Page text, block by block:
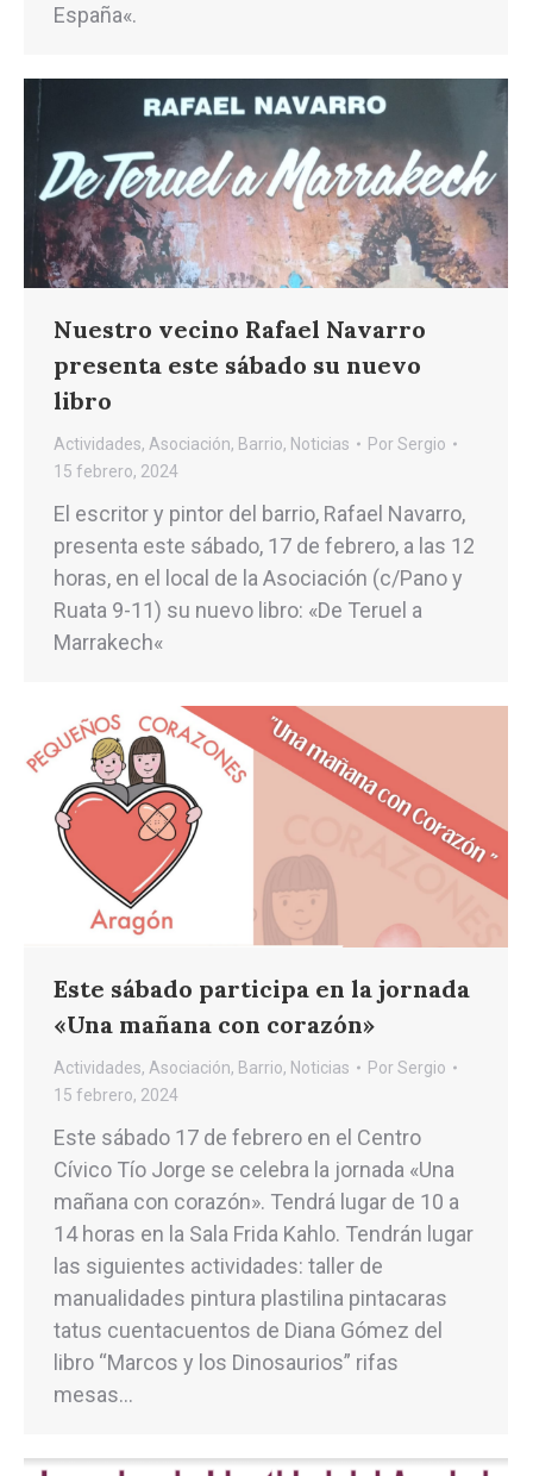
España«.
Nuestro vecino Rafael Navarro
presenta este sábado su nuevo
libro
Actividades, Asociación, Barrio, Noticias PorSergio
15 febrero, 2024
El escritor y pintor del barrio, Rafael Navarro,
presenta este sábado, 17 de febrero, a las 12
horas, en el local de la Asociación (c/Pano y
Ruata 9-11) su nuevo libro: «De Teruel a
Marrakech«
Este sábado participa en la jornada
«Una mañana con corazón»
Actividades, Asociación, Barrio, Noticias PorSergio
15 febrero, 2024
Este sábado 17 de febrero en el Centro
Cívico Tío Jorge se celebra la jornada «Una
mañana con corazón». Tendrá lugar de 10 a
14 horas en la Sala Frida Kahlo. Tendrán lugar
las siguientes actividades: taller de
manualidades pintura plastilina pintacaras
tatus cuentacuentos de Diana Gómez del
libro “Marcos y los Dinosaurios” rifas
mesas…